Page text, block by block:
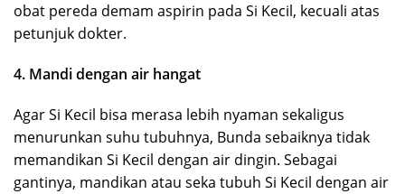
obat pereda demam aspirin pada Si Kecil, kecuali atas
petunjuk dokter.
4. Mandi dengan air hangat
Agar Si Kecil bisa merasa lebih nyaman sekaligus
menurunkan suhu tubuhnya, Bunda sebaiknya tidak
memandikan Si Kecil dengan air dingin. Sebagai
gantinya, mandikan atau seka tubuh Si Kecil dengan air